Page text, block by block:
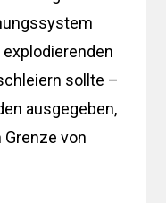
sollte –
ausgegeben,
von